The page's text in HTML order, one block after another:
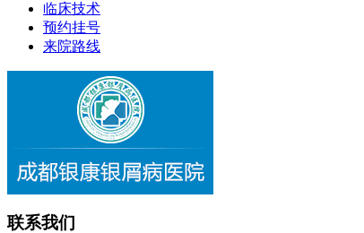
临床技术
预约挂号
来院路线
联系我们